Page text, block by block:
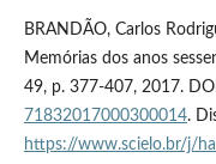
BRANDÃO, Carlos
Memórias dos anos
49, p. 377-407, 2017.
71832017000300014.
https://www.scielo.br/j/